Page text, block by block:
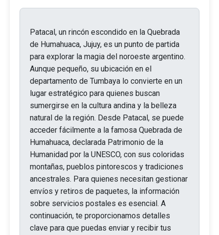
Patacal, un rincón escondido en la Quebrada
de Humahuaca, Jujuy, es un punto de partida
para explorar la magia del noroeste argentino.
Aunque pequeño, su ubicación en el
departamento de Tumbaya lo convierte en un
lugar estratégico para quienes buscan
sumergirse en la cultura andina y la belleza
natural de la región. Desde Patacal, se puede
acceder fácilmente a la famosa Quebrada de
Humahuaca, declarada Patrimonio de la
Humanidad por la UNESCO, con sus coloridas
montañas, pueblos pintorescos y tradiciones
ancestrales. Para quienes necesitan gestionar
envíos y retiros de paquetes, la información
sobre servicios postales es esencial. A
continuación, te proporcionamos detalles
clave para que puedas enviar y recibir tus